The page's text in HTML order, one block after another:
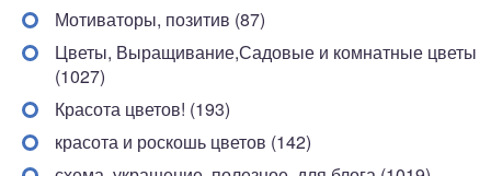
Мотиваторы, позитив (87)
Цветы, Выращивание,Садовые и комнатные цветы
(1027)
Красота цветов! (193)
красота и роскошь цветов (142)